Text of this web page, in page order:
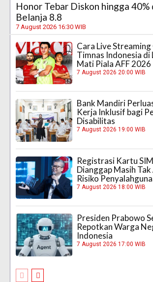
Honor Tebar Diskon hingga
Belanja 8.8
7 August 2026 16:30 WIB
Cara Live
Timnas Indonesia di
Mati Piala AFF 2026
7 August 2026 20:00 WIB
Bank Mandiri
Kerja Inklusif bagi
Disabilitas
7 August 2026 19:00 WIB
Registrasi Kartu
Dianggap Masih
Risiko
7 August 2026 18:00 WIB
Presiden Prabowo
Repotkan Warga
Indonesia
7 August 2026 17:00 WIB